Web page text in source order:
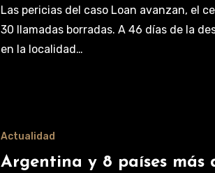
Las pericias del caso Loan avanzan, el
30 llamadas borradas. A 46 días de la
en la localidad…
Actualidad
Argentina y 8 países más